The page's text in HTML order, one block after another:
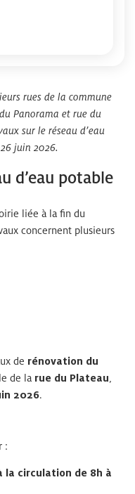
rues de la commune
Panorama et rue du
sur le réseau d’eau
juin 2026.
d’eau potable
liée à la fin du
concernent plusieurs
de rénovation du
de la rue du Plateau
2026.
:
la circulation de 8h à